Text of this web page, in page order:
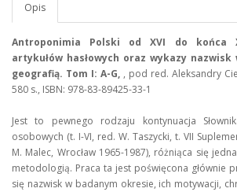
Opis
Antroponimia Polski od XVI do końca
artykułów hasłowych oraz wykazy
geografią. Tom I: A-G, , pod red. Aleksandry
580 s., ISBN: 978-83-89425-33-1
Jest to pewnego rodzaju kontynuacja
osobowych (t. I-VI, red. W. Taszycki, t. VII
M. Malec, Wrocław 1965-1987), różniąca się
metodologią. Praca ta jest poświęcona głównie
się nazwisk w badanym okresie, ich motywacji,